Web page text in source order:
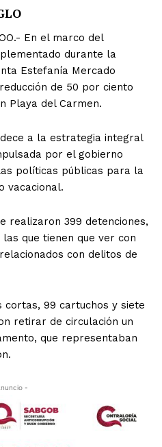
En el marco del
durante la
Estefanía Mercado
de 50 por ciento
Playa del Carmen.
a la estrategia integral
por el gobierno
políticas públicas para la
vacacional.
realizaron 399 detenciones,
que tienen que ver con
con delitos de
99 cartuchos y siete
retirar de circulación un
que representaban
-